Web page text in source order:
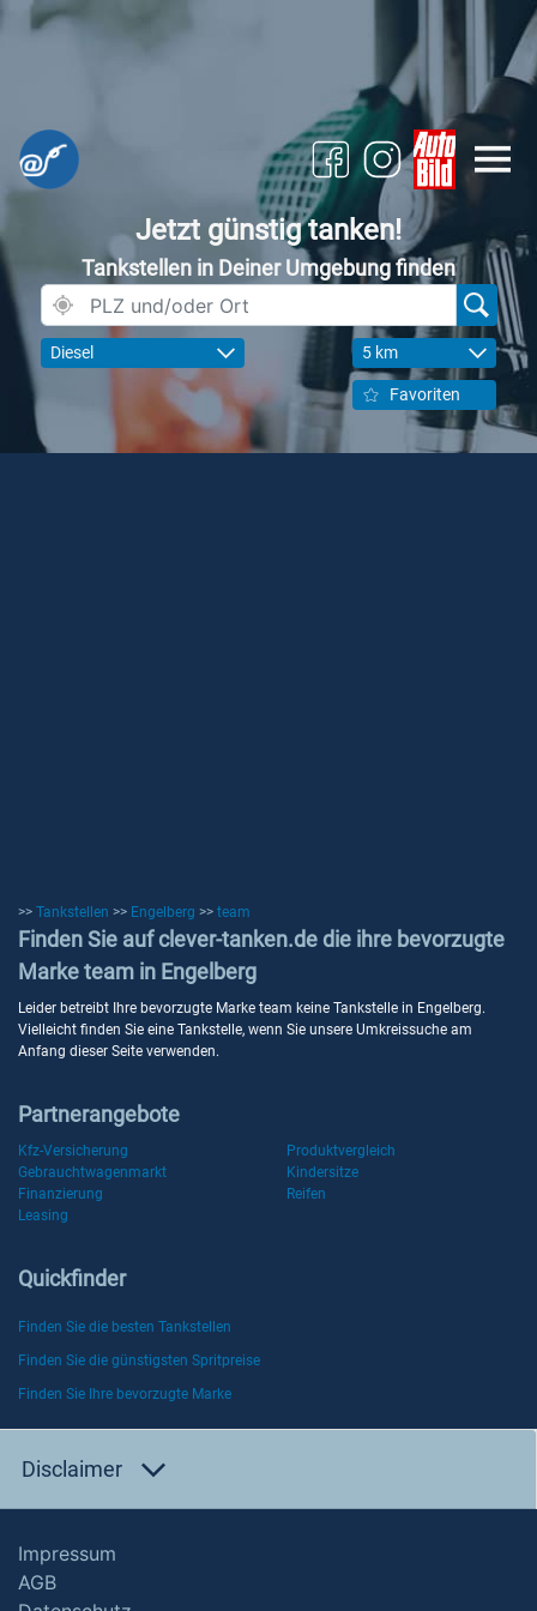
Jetzt günstig tanken!
Tankstellen in Deiner Umgebung finden
Diesel 5 km
Favoriten
>> Tankstellen >> Engelberg >> team
Finden Sie auf clever-tanken.de die ihre bevorzugte
Marke team in Engelberg
Leider betreibt Ihre bevorzugte Marke team keine Tankstelle in Engelberg.
Vielleicht finden Sie eine Tankstelle, wenn Sie unsere Umkreissuche am
Anfang dieser Seite verwenden.
Partnerangebote
Kfz-Versicherung
Produktvergleich
Gebrauchtwagenmarkt
Kindersitze
Finanzierung
Reifen
Leasing
Quickfinder
Finden Sie die besten Tankstellen
Finden Sie die günstigsten Spritpreise
Finden Sie Ihre bevorzugte Marke
Disclaimer
Impressum
AGB